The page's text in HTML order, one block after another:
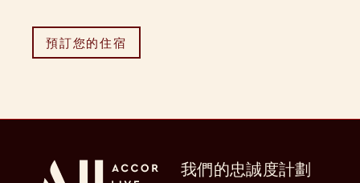
預訂您的住宿
我們的忠誠度計劃